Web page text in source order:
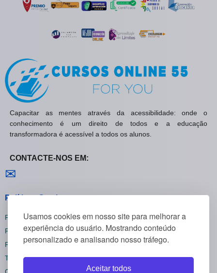
Usamos cookies em nosso site para melhorar a
experiência do usuário. Mostrando conteúdo
personalizado e analisando nosso tráfego.
Aceitar todos
Capacitar as mentes através da acessibilidade: onde o
conhecimento é um direito de todos e a educação
transformadora é acessível a todos os alunos.
CONTACTE-NOS EM:
✉
Políticas Gerais
Política de Privacidade
Política de Cookies
Política de Reembolsos
Termos e Condições